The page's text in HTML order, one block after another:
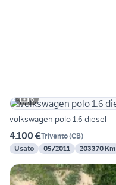
6
volkswagen polo 1.6 diesel
4.100 €Trivento(CB)
Usato
05/2011 203370 Km